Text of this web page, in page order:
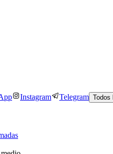
Instagram Telegram Todos